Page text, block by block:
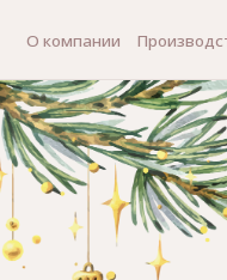
О компании Производство